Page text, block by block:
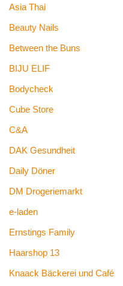
Asia Thai
Beauty Nails
Between the Buns
BIJU ELIF
Bodycheck
Cube Store
C&A
DAK Gesundheit
Daily Döner
DM Drogeriemarkt
e-laden
Ernstings Family
Haarshop 13
Knaack Bäckerei und Café